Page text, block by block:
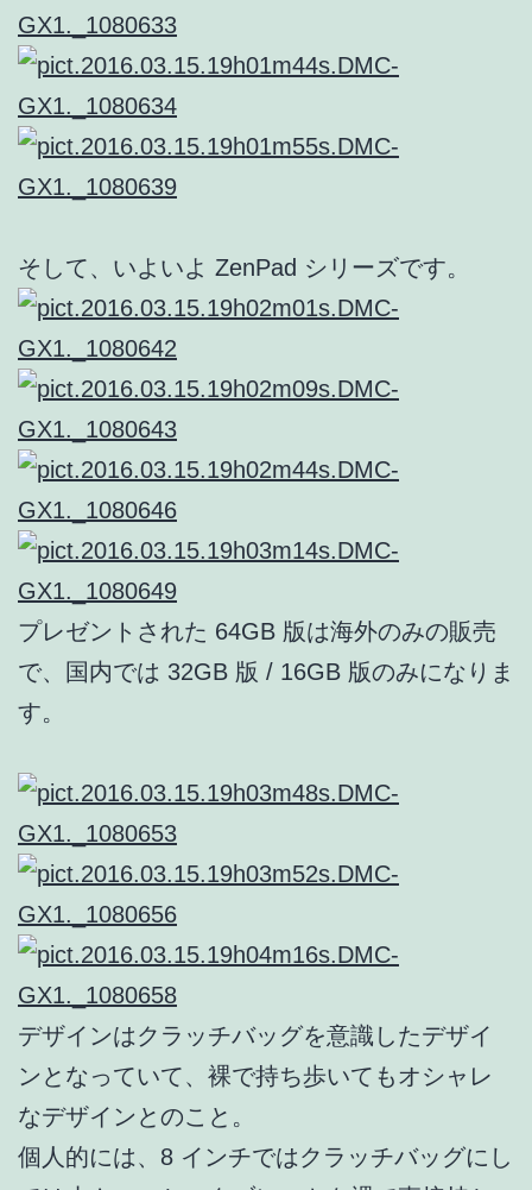
そして、いよいよ ZenPad シリーズです。
プレゼントされた 64GB 版は海外のみの販売
で、国内では 32GB 版 / 16GB 版のみになりま
す。
デザインはクラッチバッグを意識したデザイ
ンとなっていて、裸で持ち歩いてもオシャレ
なデザインとのこと。
個人的には、8 インチではクラッチバッグにし